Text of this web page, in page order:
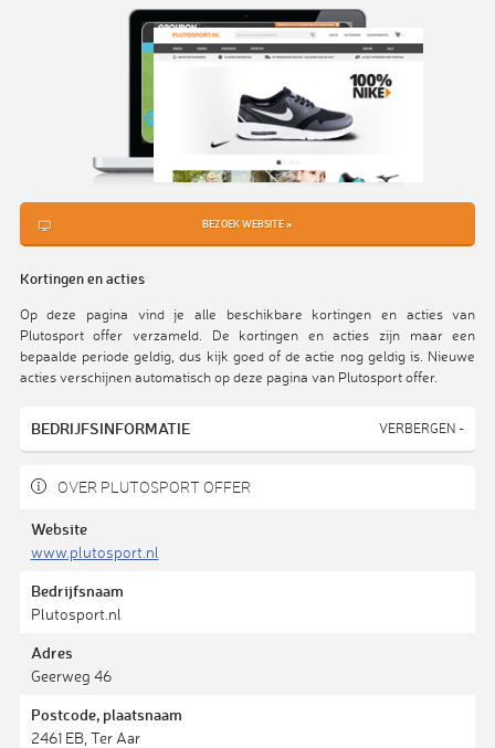
BEZOEK WEBSITE »
Kortingen en acties
Op deze pagina vind je alle beschikbare kortingen en acties van
Plutosport offer verzameld. De kortingen en acties zijn maar een
bepaalde periode geldig, dus kijk goed of de actie nog geldig is. Nieuwe
acties verschijnen automatisch op deze pagina van Plutosport offer.
BEDRIJFSINFORMATIE VERBERGEN -
OVER PLUTOSPORT OFFER
Website
www.plutosport.nl
Bedrijfsnaam
Plutosport.nl
Adres
Geerweg 46
Postcode, plaatsnaam
2461 EB, Ter Aar